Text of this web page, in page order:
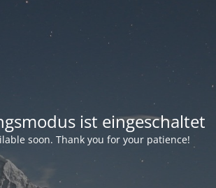
ist eingeschaltet
soon. Thank you for your patience!